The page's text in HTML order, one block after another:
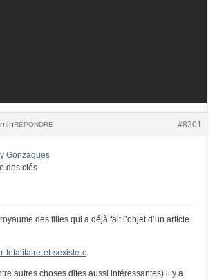
#8201
RÉPONDRE
Gonzagues
des clés
des filles qui a déjà fait l’objet d’un article
totalitaire-et-sexiste-c
autres choses dites aussi intéressantes) il y a